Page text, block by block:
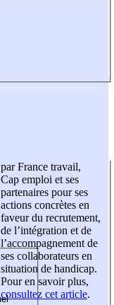
par France travail,
Cap emploi et ses
partenaires pour ses
actions concrètes en
faveur du recrutement,
de l’intégration et de
l’accompagnement de
ses collaborateurs en
situation de handicap.
Pour en savoir plus,
consultez cet article.